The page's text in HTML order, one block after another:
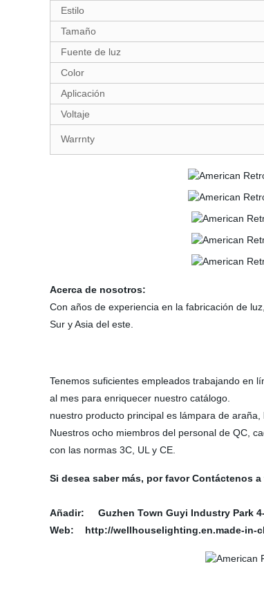
Estilo
Tamaño
Fuente de luz
Color
Aplicación
Voltaje
Warrnty
Acerca de nosotros:
Con años de experiencia en la fabricación de
Sur y Asia del este.
Tenemos suficientes empleados trabajando en
al mes para enriquecer nuestro catálogo.
nuestro producto principal es lámpara de
Nuestros ocho miembros del personal de QC,
con las normas 3C, UL y CE.
Si desea saber más, por favor Contáctenos
Añadir:
Guzhen Town Guyi Industry Park
Web: http://wellhouselighting.en.made-in-